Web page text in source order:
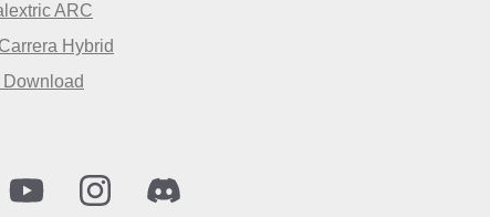
ARC
Hybrid